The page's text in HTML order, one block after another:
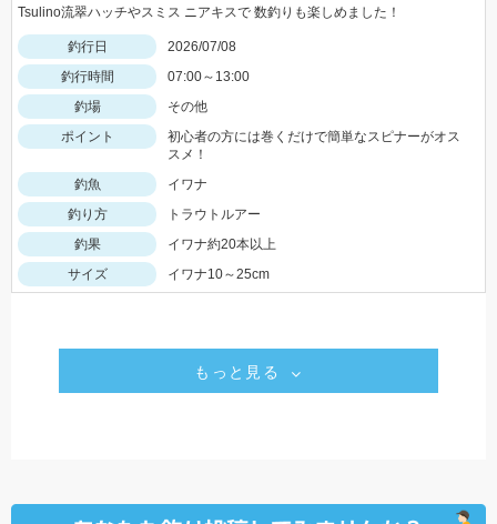
Tsulino流翠ハッチやスミス ニアキスで 数釣りも楽しめました！
釣行日
2026/07/08
釣行時間
07:00～13:00
釣場
その他
ポイント
初心者の方には巻くだけで簡単なスピナーがオス
スメ！
釣魚
イワナ
釣り方
トラウトルアー
釣果
イワナ約20本以上
サイズ
イワナ10～25cm
もっと見る